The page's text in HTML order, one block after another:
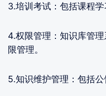
3.培训考试：包括课程学
4.权限管理：知识库管
限管理。
5.知识维护管理：包括公